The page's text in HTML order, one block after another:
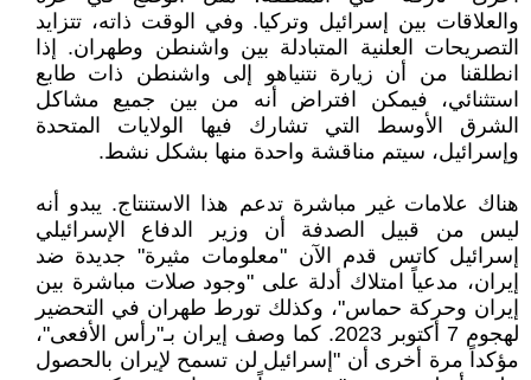
والعلاقات بين إسرائيل وتركيا. وفي الوقت ذاته، تتزايد
التصريحات العلنية المتبادلة بين واشنطن وطهران. إذا
انطلقنا من أن زيارة نتنياهو إلى واشنطن ذات طابع
استثنائي، فيمكن افتراض أنه من بين جميع مشاكل
الشرق الأوسط التي تشارك فيها الولايات المتحدة
وإسرائيل، سيتم مناقشة واحدة منها بشكل نشط.
هناك علامات غير مباشرة تدعم هذا الاستنتاج. يبدو أنه
ليس من قبيل الصدفة أن وزير الدفاع الإسرائيلي
إسرائيل كاتس قدم الآن "معلومات مثيرة" جديدة ضد
إيران، مدعياً امتلاك أدلة على "وجود صلات مباشرة بين
إيران وحركة حماس"، وكذلك تورط طهران في التحضير
لهجوم 7 أكتوبر 2023. كما وصف إيران بـ"رأس الأفعى"،
مؤكداً مرة أخرى أن "إسرائيل لن تسمح لإيران بالحصول